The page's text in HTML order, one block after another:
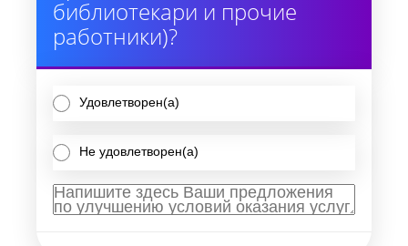
библиотекари и прочие
работники)?
Удовлетворен(а)
Не удовлетворен(а)